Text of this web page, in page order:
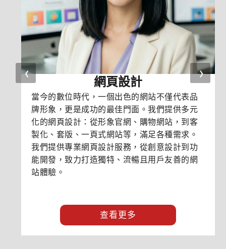
‹ ›
網頁設計
當今的數位時代，一個出色的網站不僅代表品
牌形象，更是成功的最佳門面。我們提供多元
化的網頁設計：從形象官網、購物網站，到客
製化、套版、一頁式網站等，滿足各種需求。
我們提供專業網頁設計服務，從創意設計到功
能開發，致力打造獨特、流暢且用戶友善的網
站體驗。
查看更多